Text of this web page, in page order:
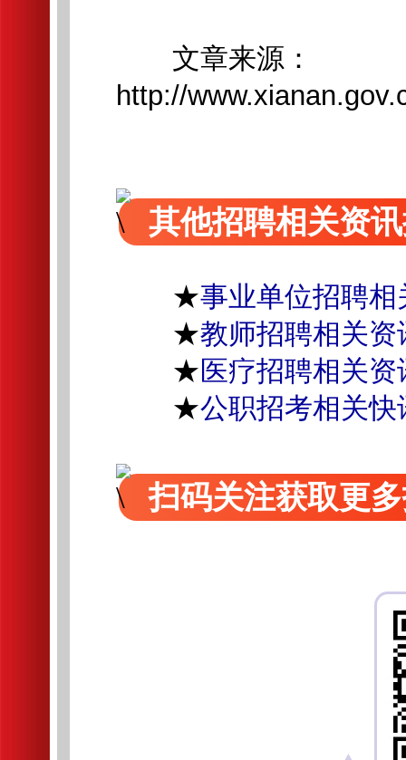
文章来源：
http://
其他招聘相关资
★事业单位招聘相
★教师招聘相关资
★医疗招聘相关资
★公职招考相关快
扫码关注获取更